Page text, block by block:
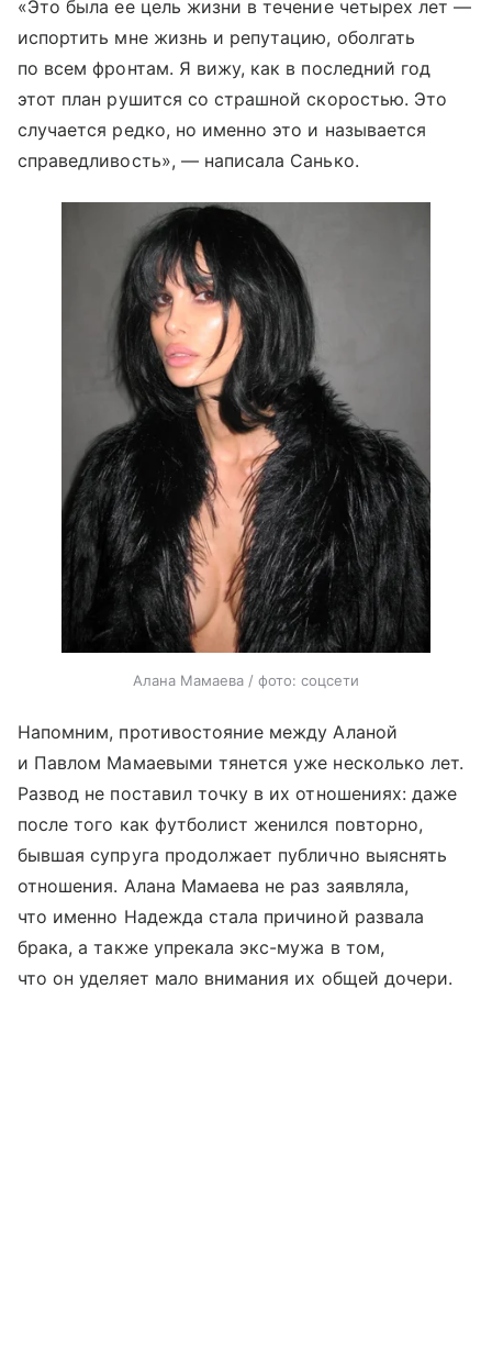
«Это была ее цель жизни в течение четырех лет —
испортить мне жизнь и репутацию, оболгать
по всем фронтам. Я вижу, как в последний год
этот план рушится со страшной скоростью. Это
случается редко, но именно это и называется
справедливость», — написала Санько.
Алана Мамаева / фото: соцсети
Напомним, противостояние между Аланой
и Павлом Мамаевыми тянется уже несколько лет.
Развод не поставил точку в их отношениях: даже
после того как футболист женился повторно,
бывшая супруга продолжает публично выяснять
отношения. Алана Мамаева не раз заявляла,
что именно Надежда стала причиной развала
брака, а также упрекала экс-мужа в том,
что он уделяет мало внимания их общей дочери.